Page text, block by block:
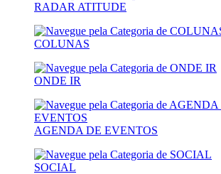
RADAR ATITUDE
COLUNAS
ONDE IR
AGENDA DE EVENTOS
SOCIAL